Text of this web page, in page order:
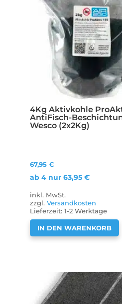
4Kg Aktivkohle
AntiFisch-
Wesco (2x2Kg)
67,95 €
ab 4 nur 63,95 €
inkl. MwSt.
zzgl. Versandkosten
Lieferzeit: 1-2 Werktage
IN DEN WARENKORB